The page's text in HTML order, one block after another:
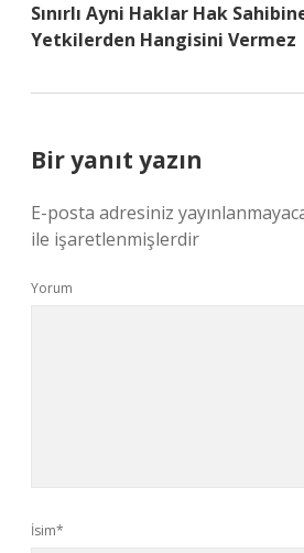
Sınırlı Ayni Haklar Hak
Yetkilerden Hangisini Vermez
Bir yanıt yazın
E-posta adresiniz
ile işaretlenmişlerdir
Yorum
İsim*